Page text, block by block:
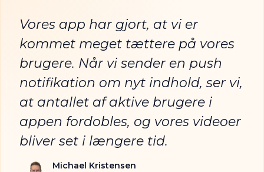
Vores app har gjort, at vi er
kommet meget tættere på vores
brugere. Når vi sender en push
notifikation om nyt indhold, ser vi,
at antallet af aktive brugere i
appen fordobles, og vores videoer
bliver set i længere tid.
Michael Kristensen